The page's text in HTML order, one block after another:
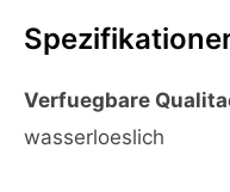
Verfuegbare
wasserloeslich